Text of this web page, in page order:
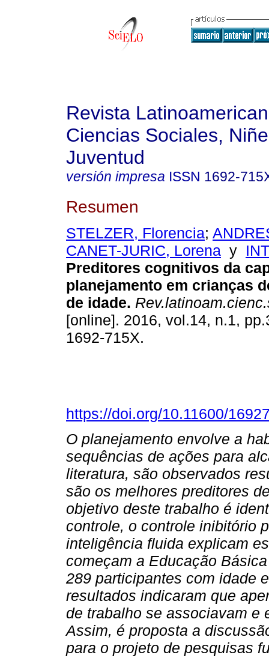
Revista
Ciencias Sociales,
Juventud
versión impresa ISSN 1692-
Resumen
STELZER, Florencia;
CANET-JURIC, Lorena y
Preditores cognitivos da
planejamento em crianças
de idade.
[online]. 2016, vol.14, n.1,
1692-715X.
https://doi.org/10.11600/
O planejamento envolve a
sequências de ações para
literatura, são observados
são os melhores preditores
objetivo deste trabalho é
controle, o controle inibitório
inteligência fluida explicam
começam a Educação
289 participantes com idade
resultados indicaram que
de trabalho se associavam e
Assim, é proposta a
para o projeto de pesquisas